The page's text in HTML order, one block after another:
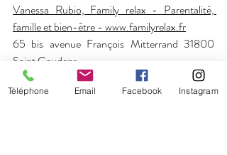
Vanessa Rubio, Family relax - Parentalité,
famille et bien-être - www.familyrelax.fr
65 bis avenue François Mitterrand 31800
Saint Gaudens
Aurélie Alabert, Aurélie Relax et Sens - Bien-
être féminin | Périnatalité | Soins mixtes -
Téléphone Email Facebook Instagram